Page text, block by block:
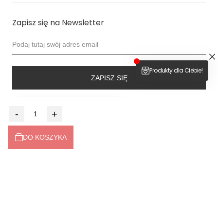
- +
DO KOSZYKA
Zapisz się na Newsletter
ZAPISZ SIĘ
4.9
Na podstawie